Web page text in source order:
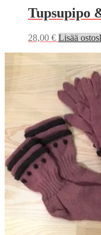
Tupsupipo
28,00 € Lisää